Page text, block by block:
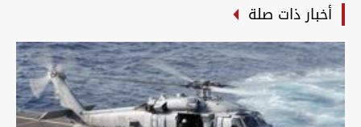
أخبار ذات صلة